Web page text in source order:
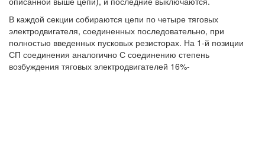
В каждой секции собираются цепи по четыре тяговых
электродвигателя, соединенных последовательно, при
полностью введенных пусковых резисторах. На 1-й позиции
СП соединения аналогично С соединению степень
возбуждения тяговых электродвигателей 16%-